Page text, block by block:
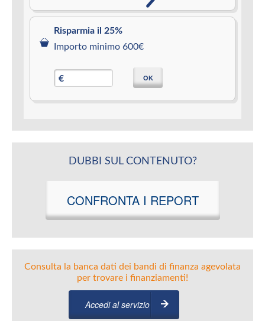
Risparmia il 25%
Importo minimo 600€
€ OK
DUBBI SUL CONTENUTO?
CONFRONTA I REPORT
Consulta la banca dati dei bandi di finanza agevolata
per trovare i finanziamenti!
Accedi al servizio